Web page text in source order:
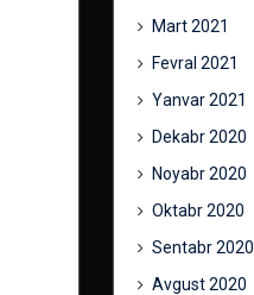
Mart 2021
Fevral 2021
Yanvar 2021
Dekabr 2020
Noyabr 2020
Oktabr 2020
Sentabr 2020
Avgust 2020